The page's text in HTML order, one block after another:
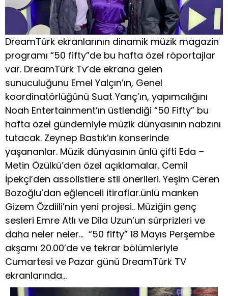
DreamTürk ekranlarının dinamik müzik magazin
programı “50 fifty”de bu hafta özel röportajlar
var. DreamTürk Tv’de ekrana gelen
sunuculuğunu Emel Yalçın’ın, Genel
koordinatörlüğünü Suat Yanç’ın, yapımcılığını
Noah Entertainment’ın üstlendiği “50 Fifty” bu
hafta özel gündemiyle müzik dünyasının nabzını
tutacak. Zeynep Bastık’ın konserinde
yaşananlar. Müzik dünyasının ünlü çifti Eda –
Metin Özülkü’den özel açıklamalar. Cemil
İpekçi’den assolistlere stil önerileri. Yeşim Ceren
Bozoğlu’dan eğlenceli itiraflar.ünlü manken
Gizem Özdiili’nin yeni projesi.. Müziğin genç
sesleri Emre Atlı ve Dila Uzun’un sürprizleri ve
daha neler neler… “50 fifty” 18 Mayıs Perşembe
akşamı 20.00’de ve tekrar bölümleriyle
Cumartesi ve Pazar günü DreamTürk TV
ekranlarında…